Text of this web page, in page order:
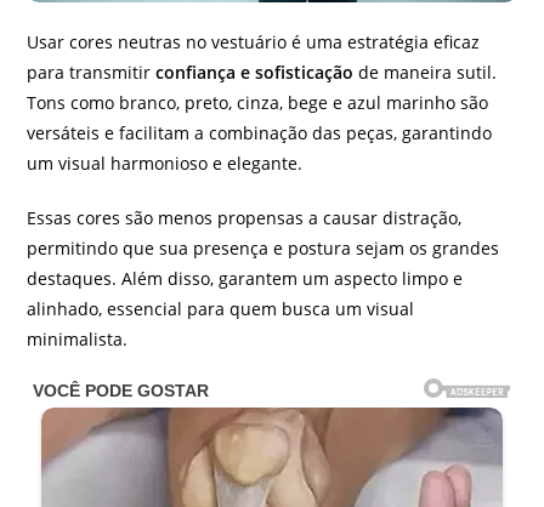
Usar cores neutras no vestuário é uma estratégia eficaz
para transmitirconfiança e sofisticação de maneira sutil.
Tons como branco, preto, cinza, bege e azul marinho são
versáteis e facilitam a combinação das peças, garantindo
um visual harmonioso e elegante.
Essas cores são menos propensas a causar distração,
permitindo que sua presença e postura sejam os grandes
destaques. Além disso, garantem um aspecto limpo e
alinhado, essencial para quem busca um visual
minimalista.